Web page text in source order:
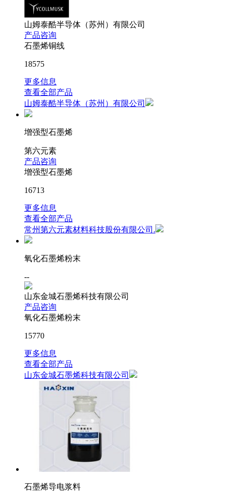
山姆泰酷半导体（苏州）有限公司
产品咨询
石墨烯铜线
18575
更多信息
查看全部产品
山姆泰酷半导体（苏州）有限公司
增强型石墨烯
第六元素
产品咨询
增强型石墨烯
16713
更多信息
查看全部产品
常州第六元素材料科技股份有限公司.
氧化石墨烯粉末
--
山东金城石墨烯科技有限公司
产品咨询
氧化石墨烯粉末
15770
更多信息
查看全部产品
山东金城石墨烯科技有限公司
石墨烯导电浆料